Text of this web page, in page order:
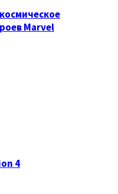
Marvel
4